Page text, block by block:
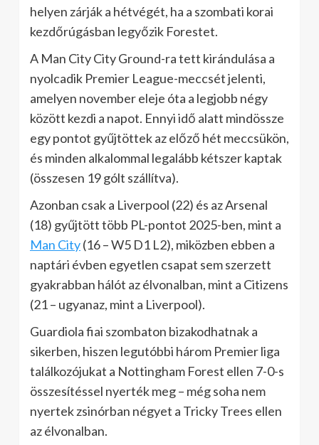
helyen zárják a hétvégét, ha a szombati korai
kezdőrúgásban legyőzik Forestet.
A Man City City Ground-ra tett kirándulása a
nyolcadik Premier League-meccsét jelenti,
amelyen november eleje óta a legjobb négy
között kezdi a napot. Ennyi idő alatt mindössze
egy pontot gyűjtöttek az előző hét meccsükön,
és minden alkalommal legalább kétszer kaptak
(összesen 19 gólt szállítva).
Azonban csak a Liverpool (22) és az Arsenal
(18) gyűjtött több PL-pontot 2025-ben, mint a
Man City(16 – W5 D1 L2), miközben ebben a
naptári évben egyetlen csapat sem szerzett
gyakrabban hálót az élvonalban, mint a Citizens
(21 – ugyanaz, mint a Liverpool).
Guardiola fiai szombaton bizakodhatnak a
sikerben, hiszen legutóbbi három Premier liga
találkozójukat a Nottingham Forest ellen 7-0-s
összesítéssel nyerték meg – még soha nem
nyertek zsinórban négyet a Tricky Trees ellen
az élvonalban.